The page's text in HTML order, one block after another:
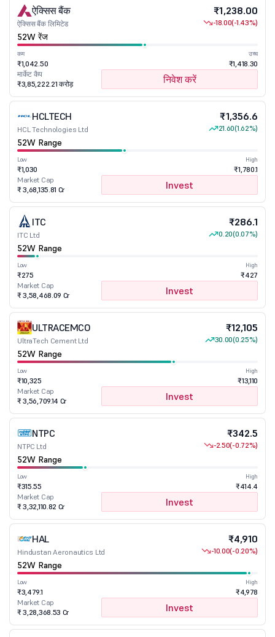
ऐक्सिस बैंक
ऐक्सिस बैंक लिमिटेड
₹1,238.00
-18.00(-1.43%)
52W रेंज
कम
₹1,042.50
उच्च
₹1,418.30
मार्केट कैप
₹3,85,222.21 करोड़
निवेश करें
HCLTECH
HCL Technologies Ltd
₹1,356.6
21.60(1.62%)
52W Range
Low
₹1,030
High
₹1,780.1
Market Cap
₹ 3,68,135.81 Cr
Invest
ITC
ITC Ltd
₹286.1
0.20(0.07%)
52W Range
Low
₹275
High
₹427
Market Cap
₹ 3,58,468.09 Cr
Invest
ULTRACEMCO
UltraTech Cement Ltd
₹12,105
30.00(0.25%)
52W Range
Low
₹10,325
High
₹13,110
Market Cap
₹ 3,56,709.14 Cr
Invest
NTPC
NTPC Ltd
₹342.5
-2.50(-0.72%)
52W Range
Low
₹315.55
High
₹414.4
Market Cap
₹ 3,32,110.82 Cr
Invest
HAL
Hindustan Aeronautics Ltd
₹4,910
-10.00(-0.20%)
52W Range
Low
₹3,479.1
High
₹4,978
Market Cap
₹ 3,28,368.53 Cr
Invest